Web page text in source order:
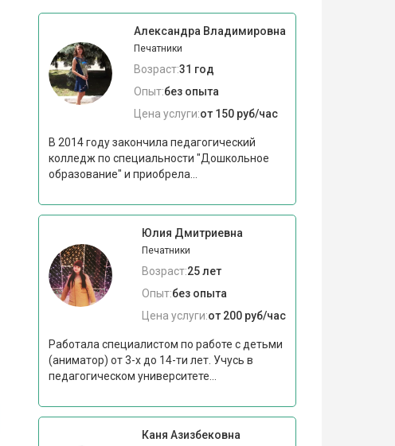
Александра Владимировна
Печатники
Возраст:31 год
Опыт:без опыта
Цена услуги:от 150 руб/час
В 2014 году закончила педагогический
колледж по специальности "Дошкольное
образование" и приобрела...
Юлия Дмитриевна
Печатники
Возраст:25 лет
Опыт:без опыта
Цена услуги:от 200 руб/час
Работала специалистом по работе с детьми
(аниматор) от 3-х до 14-ти лет. Учусь в
педагогическом университете...
Каня Азизбековна